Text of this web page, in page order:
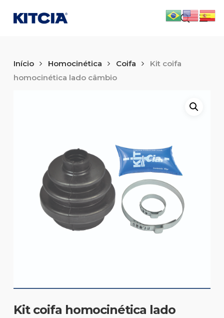
main
search
Início Homocinética Coifa
Kit coifa
homocinética lado câmbio
Kit coifa homocinética lado